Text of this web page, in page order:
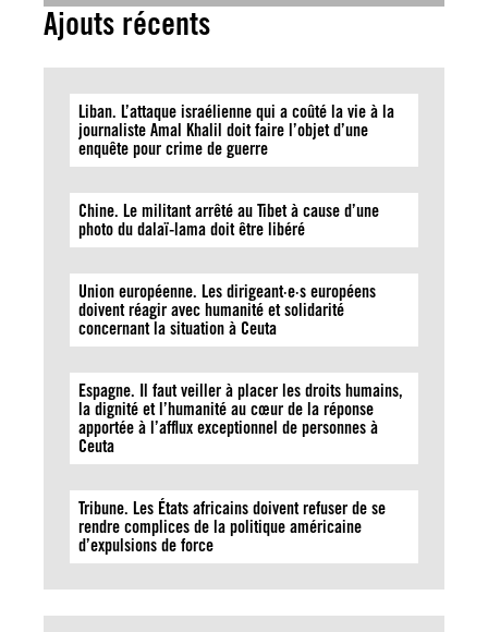
Ajouts récents
Liban. L’attaque israélienne qui a coûté la vie à la
journaliste Amal Khalil doit faire l’objet d’une
enquête pour crime de guerre
Chine. Le militant arrêté au Tibet à cause d’une
photo du dalaï-lama doit être libéré
Union européenne. Les dirigeant·e·s européens
doivent réagir avec humanité et solidarité
concernant la situation à Ceuta
Espagne. Il faut veiller à placer les droits humains,
la dignité et l’humanité au cœur de la réponse
apportée à l’afflux exceptionnel de personnes à
Ceuta
Tribune. Les États africains doivent refuser de se
rendre complices de la politique américaine
d’expulsions de force